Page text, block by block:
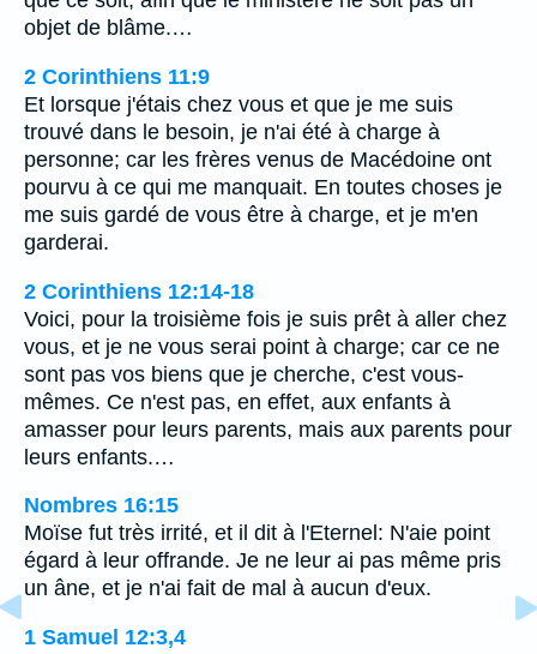
objet de blâme.…
2 Corinthiens 11:9
Et lorsque j'étais chez vous et que je me suis
trouvé dans le besoin, je n'ai été à charge à
personne; car les frères venus de Macédoine ont
pourvu à ce qui me manquait. En toutes choses je
me suis gardé de vous être à charge, et je m'en
garderai.
2 Corinthiens 12:14-18
Voici, pour la troisième fois je suis prêt à aller chez
vous, et je ne vous serai point à charge; car ce ne
sont pas vos biens que je cherche, c'est vous-
mêmes. Ce n'est pas, en effet, aux enfants à
amasser pour leurs parents, mais aux parents pour
leurs enfants.…
Nombres 16:15
Moïse fut très irrité, et il dit à l'Eternel: N'aie point
égard à leur offrande. Je ne leur ai pas même pris
un âne, et je n'ai fait de mal à aucun d'eux.
1 Samuel 12:3,4